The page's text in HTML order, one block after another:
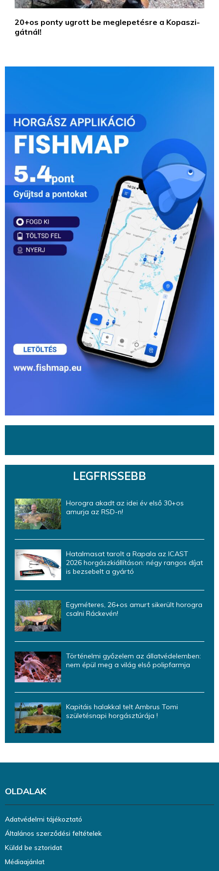
20+os ponty ugrott be meglepetésre a Kopaszi-
gátnál!
LEGFRISSEBB
Horogra akadt az idei év első 30+os
amurja az RSD-n!
Hatalmasat tarolt a Rapala az ICAST
2026 horgászkiállításon: négy rangos díjat
is bezsebelt a gyártó
Egyméteres, 26+os amurt sikerült horogra
csalni Ráckevén!
Történelmi győzelem az állatvédelemben:
nem épül meg a világ első polipfarmja
Kapitáis halakkal telt Ambrus Tomi
születésnapi horgásztúrája !
OLDALAK
Adatvédelmi tájékoztató
Általános szerződési feltételek
Küldd be sztoridat
Médiaajánlat